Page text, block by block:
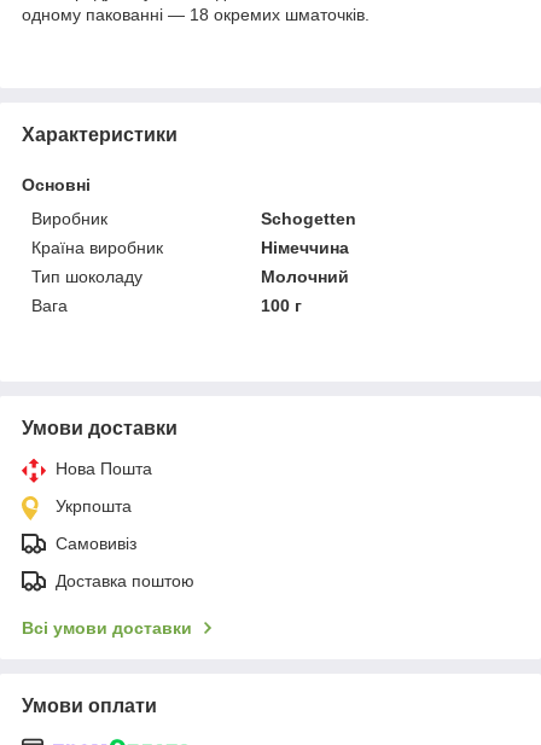
одному пакованні — 18 окремих шматочків.
Характеристики
Основні
Виробник
Schogetten
Країна виробник
Німеччина
Тип шоколаду
Молочний
Вага
100 г
Умови доставки
Нова Пошта
Укрпошта
Самовивіз
Доставка поштою
Всі умови доставки
Умови оплати